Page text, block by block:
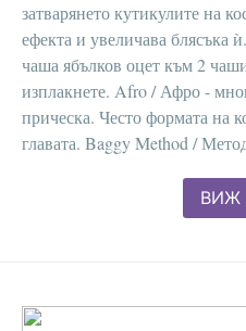
затварянето кутикулите на
ефекта и увеличава блясъка
чаша ябълков оцет към 2
изплакнете. Afro / Афро -
прическа. Често формата на
главата. Baggy Method /
ВИЖ